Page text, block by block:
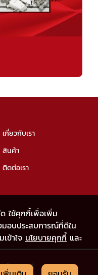
ใช้คุกกี้เพื่อเพิ่ม
มอบประสบการณ์ที่ดีใน
ข้าใจ นโยบายคุกกี้และ
เกี่ยวกับเรา
สินค้า
ติดต่อเรา
นโยบายคุกกี้